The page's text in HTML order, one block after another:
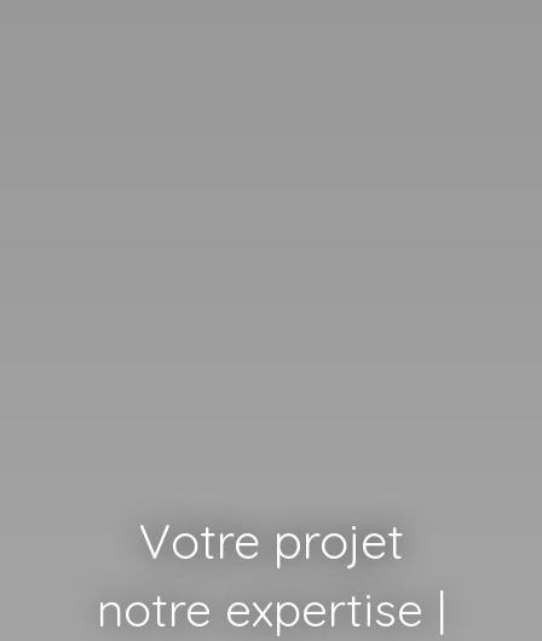
Votre projet
notre expertise |